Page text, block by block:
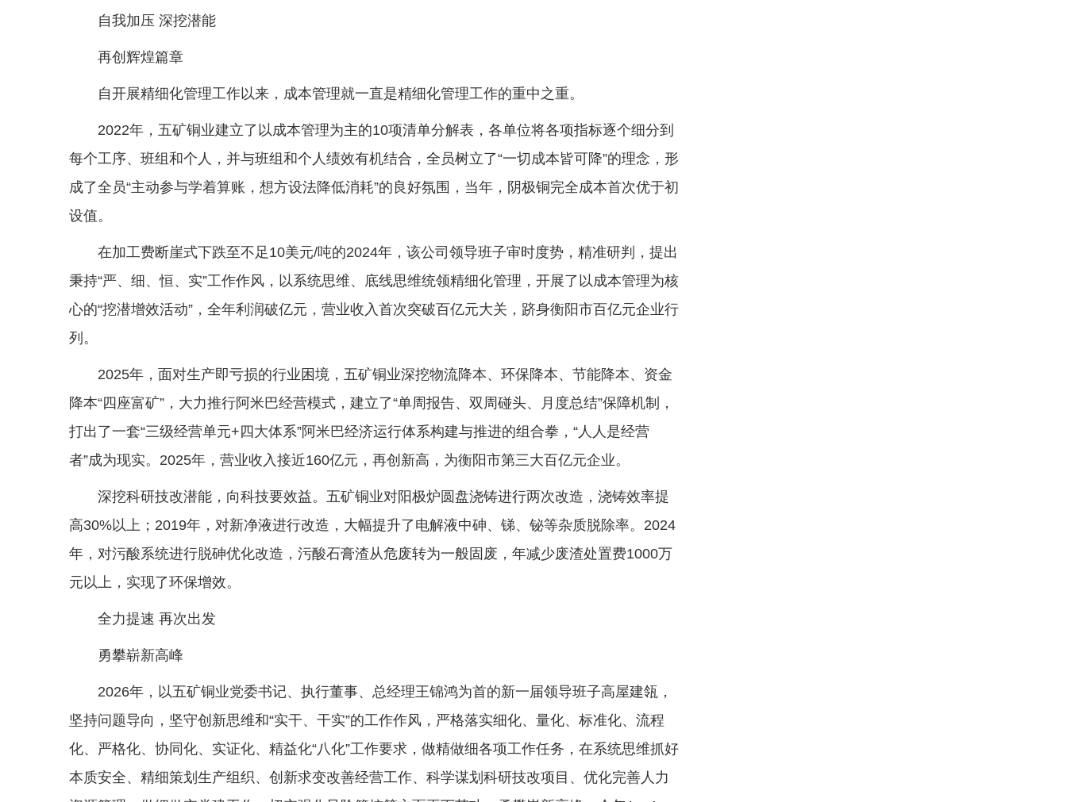
自我加压 深挖潜能
再创辉煌篇章
自开展精细化管理工作以来，成本管理就一直是精细化管理工作的重中之重。
2022年，五矿铜业建立了以成本管理为主的10项清单分解表，各单位将各项指标逐个细分到
每个工序、班组和个人，并与班组和个人绩效有机结合，全员树立了“一切成本皆可降”的理念，形
成了全员“主动参与学着算账，想方设法降低消耗”的良好氛围，当年，阴极铜完全成本首次优于初
设值。
在加工费断崖式下跌至不足10美元/吨的2024年，该公司领导班子审时度势，精准研判，提出
秉持“严、细、恒、实”工作作风，以系统思维、底线思维统领精细化管理，开展了以成本管理为核
心的“挖潜增效活动”，全年利润破亿元，营业收入首次突破百亿元大关，跻身衡阳市百亿元企业行
列。
2025年，面对生产即亏损的行业困境，五矿铜业深挖物流降本、环保降本、节能降本、资金
降本“四座富矿”，大力推行阿米巴经营模式，建立了“单周报告、双周碰头、月度总结”保障机制，
打出了一套“三级经营单元+四大体系”阿米巴经济运行体系构建与推进的组合拳，“人人是经营
者”成为现实。2025年，营业收入接近160亿元，再创新高，为衡阳市第三大百亿元企业。
深挖科研技改潜能，向科技要效益。五矿铜业对阳极炉圆盘浇铸进行两次改造，浇铸效率提
高30%以上；2019年，对新净液进行改造，大幅提升了电解液中砷、锑、铋等杂质脱除率。2024
年，对污酸系统进行脱砷优化改造，污酸石膏渣从危废转为一般固废，年减少废渣处置费1000万
元以上，实现了环保增效。
全力提速 再次出发
勇攀崭新高峰
2026年，以五矿铜业党委书记、执行董事、总经理王锦鸿为首的新一届领导班子高屋建瓴，
坚持问题导向，坚守创新思维和“实干、干实”的工作作风，严格落实细化、量化、标准化、流程
化、严格化、协同化、实证化、精益化“八化”工作要求，做精做细各项工作任务，在系统思维抓好
本质安全、精细策划生产组织、创新求变改善经营工作、科学谋划科研技改项目、优化完善人力